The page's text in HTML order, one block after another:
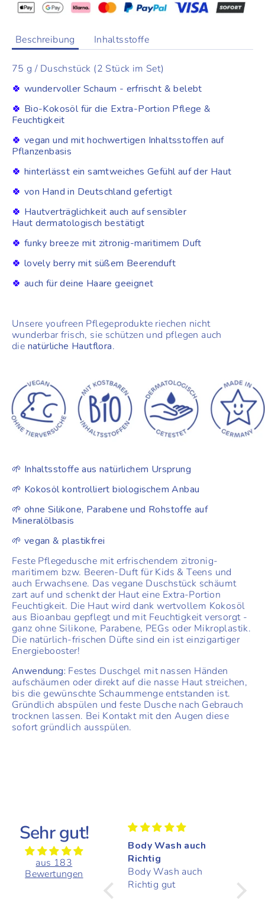
Beschreibung Inhaltsstoffe
75 g / Duschstück (2 Stück im Set)
🍀 wundervoller Schaum - erfrischt & belebt
🍀 Bio-Kokosöl für die Extra-Portion Pflege &
Feuchtigkeit
🍀 vegan und mit hochwertigen Inhaltsstoffen auf
Pflanzenbasis
🍀 hinterlässt ein samtweiches Gefühl auf der Haut
🍀 von Hand in Deutschland gefertigt
🍀 Hautverträglichkeit auch auf sensibler
Haut dermatologisch bestätigt
🍀 funky breeze mit zitronig-maritimem Duft
🍀 lovely berry mit süßem Beerenduft
🍀 auch für deine Haare geeignet
Unsere youfreen Pflegeprodukte riechen nicht
wunderbar frisch, sie schützen und pflegen auch
die natürliche Hautflora.
🌱 Inhaltsstoffe aus natürlichem Ursprung
🌱 Kokosöl kontrolliert biologischem Anbau
🌱 ohne Silikone, Parabene und Rohstoffe auf
Mineralölbasis
🌱 vegan & plastikfrei
Feste Pflegedusche mit erfrischendem zitronig-
maritimem bzw. Beeren-Duft für Kids & Teens und
auch Erwachsene. Das vegane Duschstück schäumt
zart auf und schenkt der Haut eine Extra-Portion
Feuchtigkeit. Die Haut wird dank wertvollem Kokosöl
aus Bioanbau gepflegt und mit Feuchtigkeit versorgt -
ganz ohne Silikone, Parabene, PEGs oder Mikroplastik.
Die natürlich-frischen Düfte sind ein ist einzigartiger
Energiebooster!
Anwendung: Festes Duschgel mit nassen Händen
aufschäumen oder direkt auf die nasse Haut streichen,
bis die gewünschte Schaummenge entstanden ist.
Gründlich abspülen und feste Dusche nach Gebrauch
trocknen lassen. Bei Kontakt mit den Augen diese
sofort gründlich ausspülen.
Sehr gut!
aus 183
Bewertungen
Das Duschgel ist
super
Das Duschgel ist
angenehm und meine
Body Wash auch
Richtig
Body Wash auch
Richtig gut